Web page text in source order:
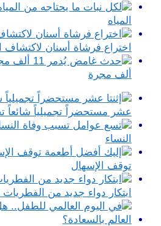
المياه
اختراع فرشاة أسنان لاكتشاف
ألف مجرة
عشر مستحضراً تجميلياً شائعاً
النساء
توقف الإسهال
ابتكار دواء جديد من الفطريات